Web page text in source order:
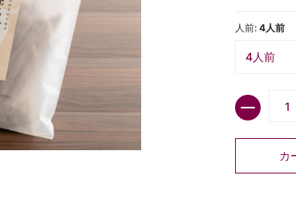
人前: 4人前
数量